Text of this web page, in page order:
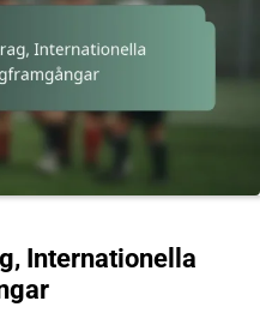
Internationella